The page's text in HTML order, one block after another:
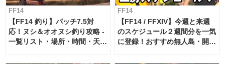
FF14
【FF14 釣り】パッチ7.5対
応！ヌシ＆オオヌシ釣り攻略 -
一覧リスト・場所・時間・天
FF14
【FF14 / FFXIV】今週と来週
のスケジュール２週間分を一気
に登録！おすすめ無人島・開拓